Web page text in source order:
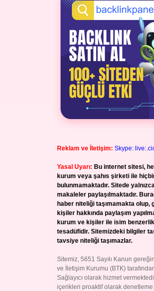
Reklam ve İletişim: Skype:
Yasal Uyarı: Bu internet sitesi,
kurum veya şahıs şirketi ile
bulunmamaktadır. Sitede
makaleler paylaşılmaktadır.
haber niteliği taşımamakta olup,
kişiler hakkında paylaşım
kurum ve kişiler ile isim
tesadüfidir. Sitemizdeki bilgiler
tavsiye niteliği taşımazlar.
Sitemiz, 5651 Sayılı Kanun
ve İletişim Kurumu (BTK)
Sağlayıcı olarak hizmet
içerikleri proaktif olarak denetleme